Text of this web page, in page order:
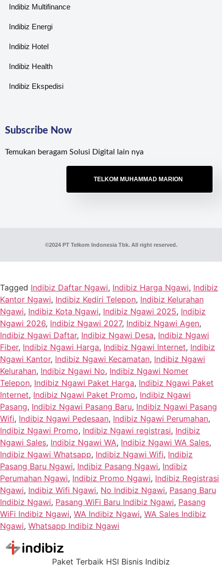
Indibiz Multifinance
Indibiz Energi
Indibiz Hotel
Indibiz Health
Indibiz Ekspedisi
Subscribe Now
Temukan beragam Solusi Digital lain nya
TELKOM MUHAMMAD MARION
©2024 PT Telkom Indonesia Tbk. All right reserved.
Tagged Indibiz Daftar Ngawi, Indibiz Harga Ngawi, Indibiz
Kantor Ngawi, Indibiz Kediri Telepon, Indibiz Kelurahan
Ngawi, Indibiz Kota Ngawi, Indibiz Ngawi 2025, Indibiz
Ngawi 2026, Indibiz Ngawi 2027, Indibiz Ngawi Agen,
Indibiz Ngawi Daftar, Indibiz Ngawi Desa, Indibiz Ngawi
Fiber, Indibiz Ngawi Harga, Indibiz Ngawi Internet, Indibiz
Ngawi Kantor, Indibiz Ngawi Kecamatan, Indibiz Ngawi
Kelurahan, Indibiz Ngawi No, Indibiz Ngawi Nomer
Telepon, Indibiz Ngawi Paket Harga, Indibiz Ngawi Paket
Internet, Indibiz Ngawi Paket Promo, Indibiz Ngawi
Pasang, Indibiz Ngawi Pasang Baru, Indibiz Ngawi Pasang
Wifi, Indibiz Ngawi Pedesaan, Indibiz Ngawi Perumahan,
Indibiz Ngawi Promo, Indibiz Ngawi registrasi, Indibiz
Ngawi Sales, Indibiz Ngawi WA, Indibiz Ngawi WA Sales,
Indibiz Ngawi Whatsapp, Indibiz Ngawi Wifi, Indibiz
Pasang Baru Ngawi, Indibiz Pasang Ngawi, Indibiz
Perumahan Ngawi, Indibiz Promo Ngawi, Indibiz Registrasi
Ngawi, Indibiz Wifi Ngawi, No Indibiz Ngawi, Pasang Baru
Indibiz Ngawi, Pasang WiFi Baru Indibiz Ngawi, Pasang
WiFi Indibiz Ngawi, WA Indibiz Ngawi, WA Sales Indibiz
Ngawi, Whatsapp Indibiz Ngawi
Paket Terbaik HSI Bisnis Indibiz